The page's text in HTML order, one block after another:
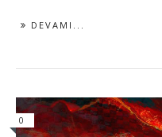
DEVAMI...
0